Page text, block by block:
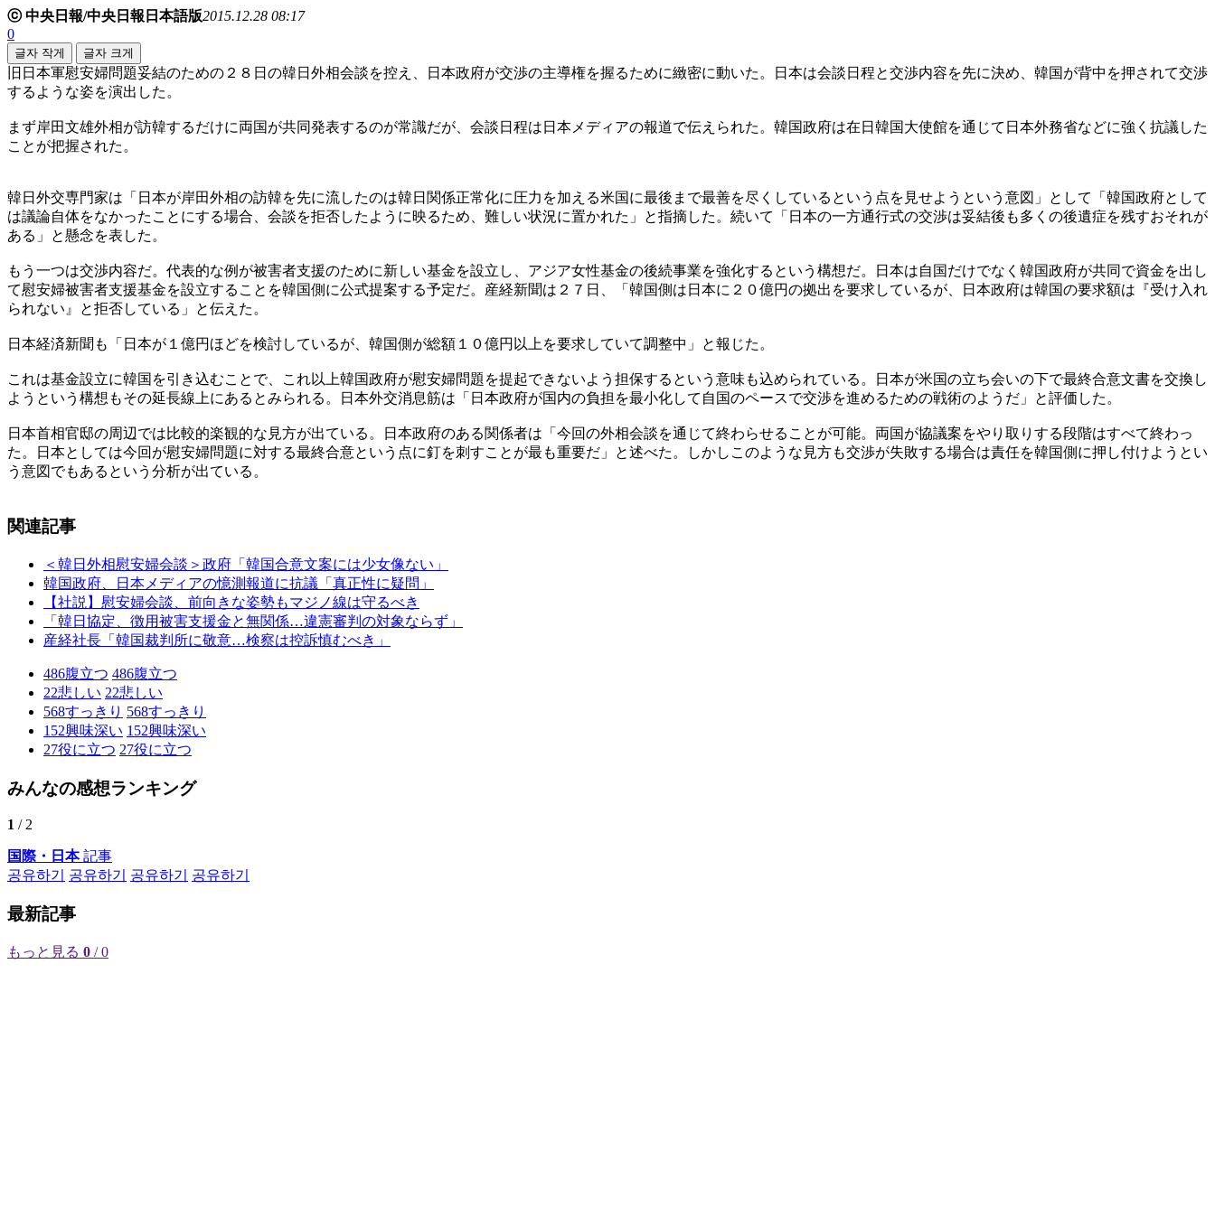
ⓒ 中央日報/中央日報日本語版2015.12.28 08:17
0
글자 작게 글자 크게
旧日本軍慰安婦問題妥結のための２８日の韓日外相会談を控え、日本政府が交渉の主導権を握るために緻密に動いた。日本は会談日程と交渉内容を先に決め、韓国が背中を押されて交渉
するような姿を演出した。
まず岸田文雄外相が訪韓するだけに両国が共同発表するのが常識だが、会談日程は日本メディアの報道で伝えられた。韓国政府は在日韓国大使館を通じて日本外務省などに強く抗議した
ことが把握された。
韓日外交専門家は「日本が岸田外相の訪韓を先に流したのは韓日関係正常化に圧力を加える米国に最後まで最善を尽くしているという点を見せようという意図」として「韓国政府として
は議論自体をなかったことにする場合、会談を拒否したように映るため、難しい状況に置かれた」と指摘した。続いて「日本の一方通行式の交渉は妥結後も多くの後遺症を残すおそれが
ある」と懸念を表した。
もう一つは交渉内容だ。代表的な例が被害者支援のために新しい基金を設立し、アジア女性基金の後続事業を強化するという構想だ。日本は自国だけでなく韓国政府が共同で資金を出し
て慰安婦被害者支援基金を設立することを韓国側に公式提案する予定だ。産経新聞は２７日、「韓国側は日本に２０億円の拠出を要求しているが、日本政府は韓国の要求額は『受け入れ
られない』と拒否している」と伝えた。
日本経済新聞も「日本が１億円ほどを検討しているが、韓国側が総額１０億円以上を要求していて調整中」と報じた。
これは基金設立に韓国を引き込むことで、これ以上韓国政府が慰安婦問題を提起できないよう担保するという意味も込められている。日本が米国の立ち会いの下で最終合意文書を交換し
ようという構想もその延長線上にあるとみられる。日本外交消息筋は「日本政府が国内の負担を最小化して自国のペースで交渉を進めるための戦術のようだ」と評価した。
日本首相官邸の周辺では比較的楽観的な見方が出ている。日本政府のある関係者は「今回の外相会談を通じて終わらせることが可能。両国が協議案をやり取りする段階はすべて終わっ
た。日本としては今回が慰安婦問題に対する最終合意という点に釘を刺すことが最も重要だ」と述べた。しかしこのような見方も交渉が失敗する場合は責任を韓国側に押し付けようとい
う意図でもあるという分析が出ている。
関連記事
＜韓日外相慰安婦会談＞政府「韓国合意文案には少女像ない」
韓国政府、日本メディアの憶測報道に抗議「真正性に疑問」
【社説】慰安婦会談、前向きな姿勢もマジノ線は守るべき
「韓日協定、徴用被害支援金と無関係…違憲審判の対象ならず」
産経社長「韓国裁判所に敬意…検察は控訴慎むべき」
486腹立つ 486腹立つ
22悲しい 22悲しい
568すっきり 568すっきり
152興味深い 152興味深い
27役に立つ 27役に立つ
みんなの感想ランキング
1 / 2
国際・日本記事
공유하기
공유하기 공유하기 공유하기
最新記事
もっと見る 0 / 0